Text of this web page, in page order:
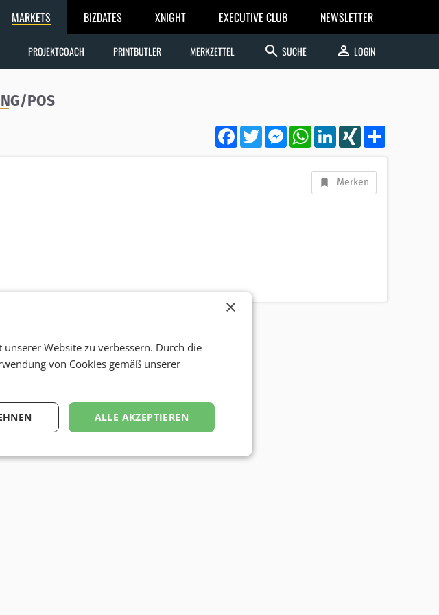
MARKETS BIZDATES XNIGHT EXECUTIVE CLUB NEWSLETTER
PROJEKTCOACH PRINTBUTLER MERKZETTEL search SUCHE person LOGIN
POS
FacebookTwitterMessengerWhatsApp
LinkedInXING
Merken
×
Website zu verbessern. Durch die
von Cookies gemäß unserer
ALLE AKZEPTIEREN